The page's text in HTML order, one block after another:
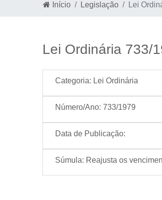
Início Legislação Lei
Lei Ordinária 733/
Categoria: Lei Ordinária
Número/Ano: 733/1979
Data de Publicação:
Súmula: Reajusta os